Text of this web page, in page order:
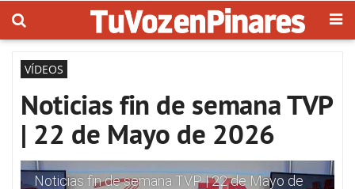
VÍDEOS
Noticias fin de semana TVP
| 22 de Mayo de 2026
Noticias fin de semana TVP | 22 de Mayo de